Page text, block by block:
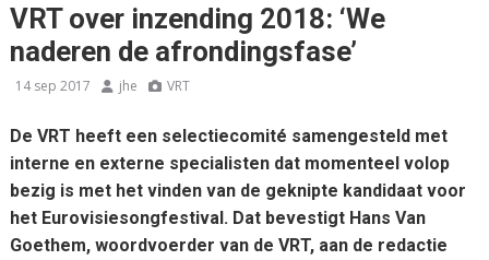
VRT over inzending 2018: ‘We
naderen de afrondingsfase’
14 sep 2017 jhe VRT
De VRT heeft een selectiecomité samengesteld met
interne en externe specialisten dat momenteel volop
bezig is met het vinden van de geknipte kandidaat voor
het Eurovisiesongfestival. Dat bevestigt Hans Van
Goethem, woordvoerder van de VRT, aan de redactie